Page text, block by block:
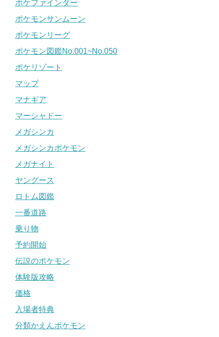
ポケファインダー
ポケモンサンムーン
ポケモンリーグ
ポケモン図鑑No.001~No.050
ポケリゾート
マップ
マナギア
マーシャドー
メガシンカ
メガシンカポケモン
メガナイト
ヤングース
ロトム図鑑
一番道路
乗り物
予約開始
伝説のポケモン
体験版攻略
価格
入場者特典
分類かえんポケモン